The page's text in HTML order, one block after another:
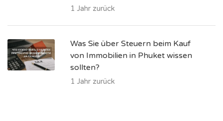
1 Jahr zurück
Was Sie über Steuern beim Kauf
von Immobilien in Phuket wissen
sollten?
1 Jahr zurück